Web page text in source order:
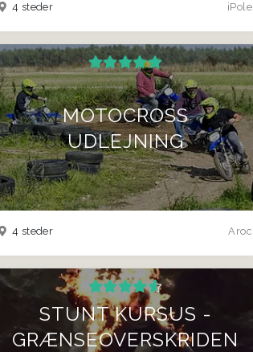
iPole
4 steder
MOTOCROSS
UDLEJNING
Aroc
4 steder
STUNT KURSUS -
GRÆNSEOVERSKRIDEN